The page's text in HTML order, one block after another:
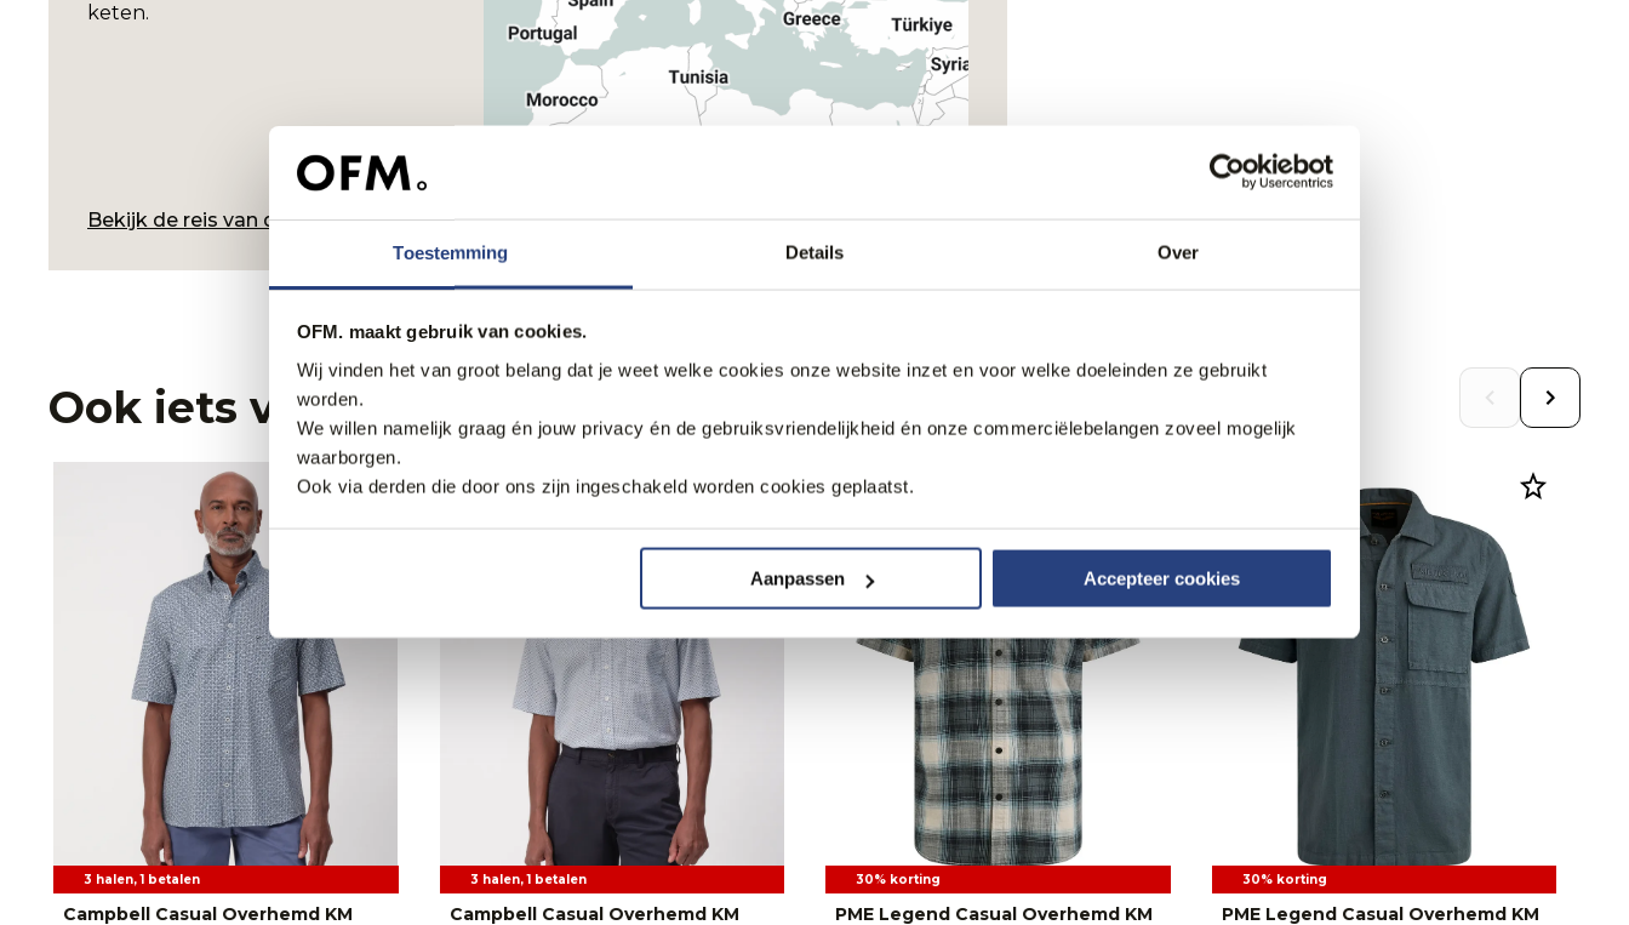
Toestemming Details Over
OFM. maakt gebruik van cookies.
Wij vinden het van groot belang dat je weet welke cookies onze website inzet en voor welke doeleinden ze gebruikt
worden.
We willen namelijk graag én jouw privacy én de gebruiksvriendelijkheid én onze commerciëlebelangen zoveel mogelijk
waarborgen.
Ook via derden die door ons zijn ingeschakeld worden cookies geplaatst.
Aanpassen Accepteer cookies
keten.
Bekijk de reis van dit product
Ook iets voor jou?
3 halen, 1 betalen
Campbell Casual Overhemd KM
3 halen, 1 betalen
Campbell Casual Overhemd KM
30% korting
PME Legend Casual Overhemd KM
30% korting
PME Legend Casual Overhemd KM